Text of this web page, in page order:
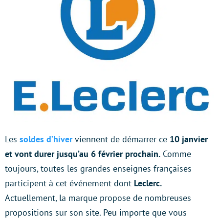
Les soldes d’hiver viennent de démarrer ce 10 janvier
et vont durer jusqu’au 6 février prochain. Comme
toujours, toutes les grandes enseignes françaises
participent à cet événement dont Leclerc.
Actuellement, la marque propose de nombreuses
propositions sur son site. Peu importe que vous